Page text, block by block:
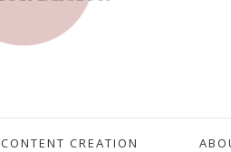
CONTENT CREATION